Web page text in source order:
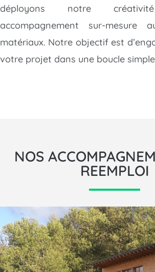
déployons notre
accompagnement sur-mesure
matériaux. Notre objectif est
votre projet dans une boucle
NOS
REEMPLOI